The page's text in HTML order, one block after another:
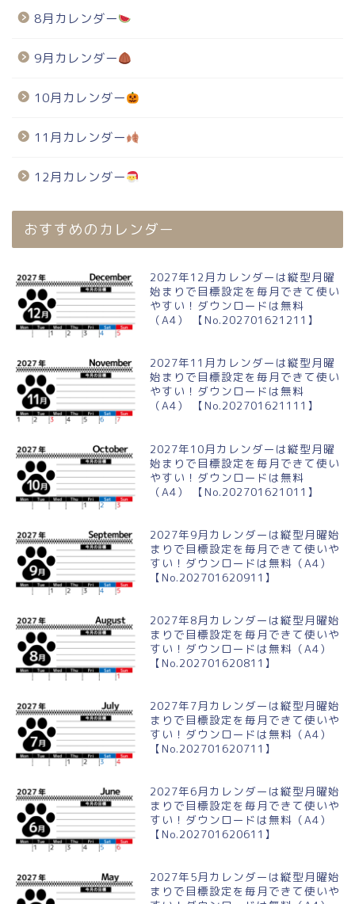
8月カレンダー
9月カレンダー
10月カレンダー
11月カレンダー
12月カレンダー
おすすめのカレンダー
2027年12月カレンダーは縦型月曜
始まりで目標設定を毎月できて使い
やすい！ダウンロードは無料
（A4） 【No.202701621211】
2027年11月カレンダーは縦型月曜
始まりで目標設定を毎月できて使い
やすい！ダウンロードは無料
（A4） 【No.202701621111】
2027年10月カレンダーは縦型月曜
始まりで目標設定を毎月できて使い
やすい！ダウンロードは無料
（A4） 【No.202701621011】
2027年9月カレンダーは縦型月曜始
まりで目標設定を毎月できて使いや
すい！ダウンロードは無料（A4）
【No.202701620911】
2027年8月カレンダーは縦型月曜始
まりで目標設定を毎月できて使いや
すい！ダウンロードは無料（A4）
【No.202701620811】
2027年7月カレンダーは縦型月曜始
まりで目標設定を毎月できて使いや
すい！ダウンロードは無料（A4）
【No.202701620711】
2027年6月カレンダーは縦型月曜始
まりで目標設定を毎月できて使いや
すい！ダウンロードは無料（A4）
【No.202701620611】
2027年5月カレンダーは縦型月曜始
まりで目標設定を毎月できて使いや